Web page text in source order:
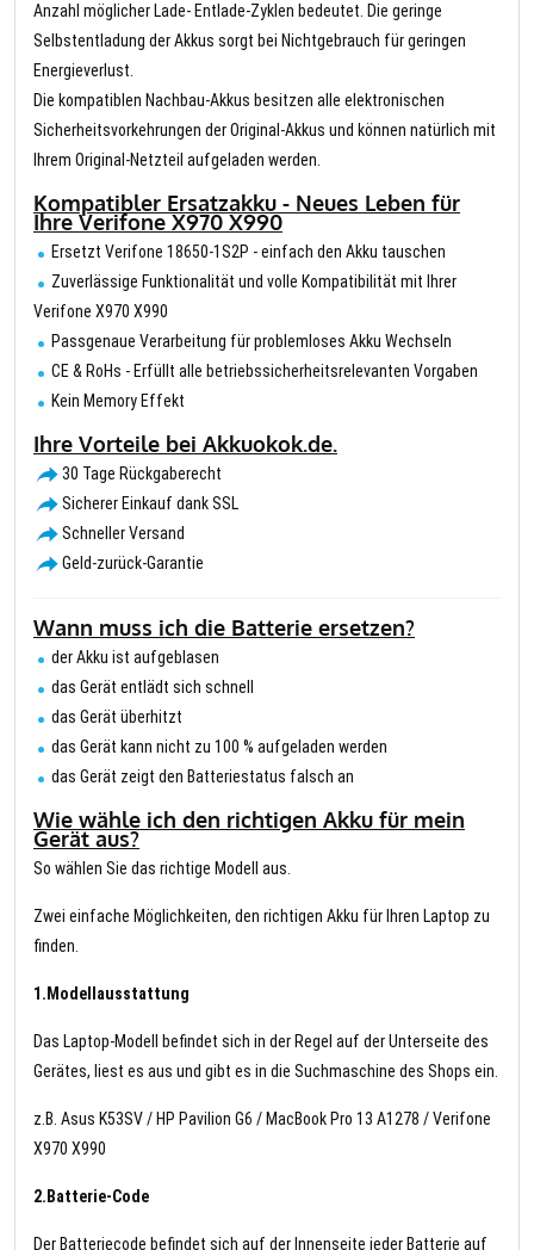
Anzahl möglicher Lade- Entlade-Zyklen bedeutet. Die geringe
Selbstentladung der Akkus sorgt bei Nichtgebrauch für geringen
Energieverlust.
Die kompatiblen Nachbau-Akkus besitzen alle elektronischen
Sicherheitsvorkehrungen der Original-Akkus und können natürlich mit
Ihrem Original-Netzteil aufgeladen werden.
Kompatibler Ersatzakku - Neues Leben für
Ihre Verifone X970 X990
Ersetzt Verifone 18650-1S2P - einfach den Akku tauschen
Zuverlässige Funktionalität und volle Kompatibilität mit Ihrer
Verifone X970 X990
Passgenaue Verarbeitung für problemloses Akku Wechseln
CE & RoHs - Erfüllt alle betriebssicherheitsrelevanten Vorgaben
Kein Memory Effekt
Ihre Vorteile bei Akkuokok.de.
30 Tage Rückgaberecht
Sicherer Einkauf dank SSL
Schneller Versand
Geld-zurück-Garantie
Wann muss ich die Batterie ersetzen?
der Akku ist aufgeblasen
das Gerät entlädt sich schnell
das Gerät überhitzt
das Gerät kann nicht zu 100 % aufgeladen werden
das Gerät zeigt den Batteriestatus falsch an
Wie wähle ich den richtigen Akku für mein
Gerät aus?
So wählen Sie das richtige Modell aus.
Zwei einfache Möglichkeiten, den richtigen Akku für Ihren Laptop zu
finden.
1.Modellausstattung
Das Laptop-Modell befindet sich in der Regel auf der Unterseite des
Gerätes, liest es aus und gibt es in die Suchmaschine des Shops ein.
z.B. Asus K53SV / HP Pavilion G6 / MacBook Pro 13 A1278 / Verifone
X970 X990
2.Batterie-Code
Der Batteriecode befindet sich auf der Innenseite jeder Batterie auf